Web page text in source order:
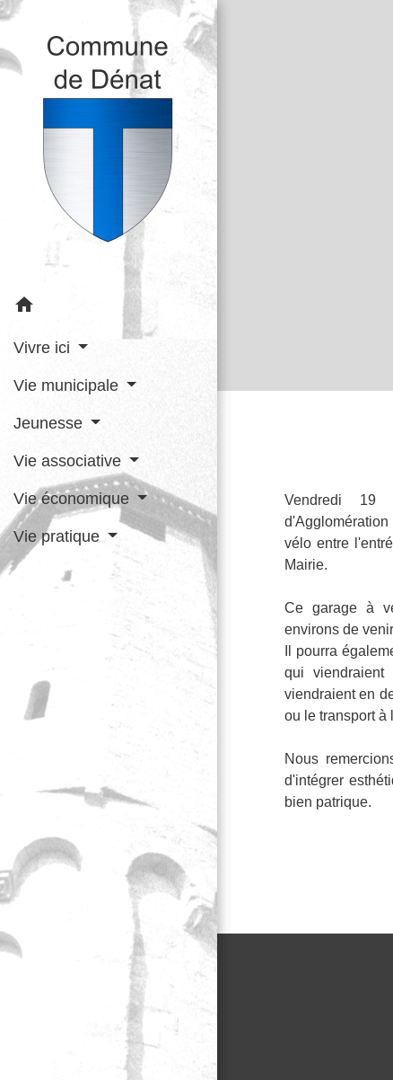
home
Vivre ici
Vie municipale
Jeunesse
Vie associative
Vie économique
Vie pratique
Vendredi 19
vélo entre
Mairie.
Ce garage à
environs de
Il pourra
qui
viendraient en
ou le transport à
Nous
d'intégrer
bien patrique.